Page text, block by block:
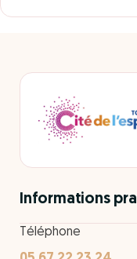
Informations
Téléphone